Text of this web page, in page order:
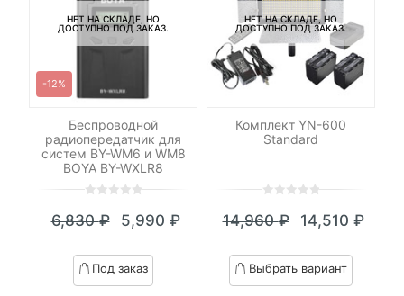
НЕТ НА СКЛАДЕ, НО
ДОСТУПНО ПОД ЗАКАЗ.
-12%
Беспроводной
радиопередатчик для
систем BY-WM6 и WM8
BOYA BY-WXLR8
out
based
on
6,830₽
Первоначальная
цена
составляла
5,990 ₽
Текущая
цена:
5,990 ₽.
Под заказ
НЕТ НА СКЛАДЕ, НО
ДОСТУПНО ПОД ЗАКАЗ.
Комплект YN-600
Standard
out
based
on
14,960₽
цена
составляла
14,510 ₽
Текущая
цена:
14,510 ₽.
Выбрать вариант